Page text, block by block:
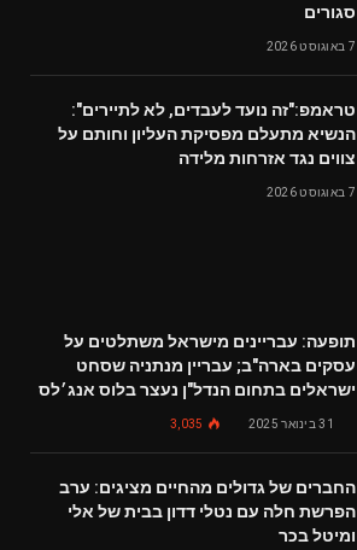
סגורים
7 באוגוסט 2026
טראמפ:"זה נועד לעבדים, לא לתיירים":
הנשיא מתעלם מפסיקת העליון וחותם על
צווים נגד אזרחות מלידה
7 באוגוסט 2026
תופעה: עבריינים מישראל משתלטים על
עסקים בארה"ב; עבריין מנתניה שסחט
ישראלים בתחום הנדל"ן נעצר בלוס אנג׳לס
31 בינואר 2025 3,035
החברים של גדולים מהחיים מציגים: ערב
הפרשת חלה עם נטלי דדון בבית של אלי
ומיטל בכר